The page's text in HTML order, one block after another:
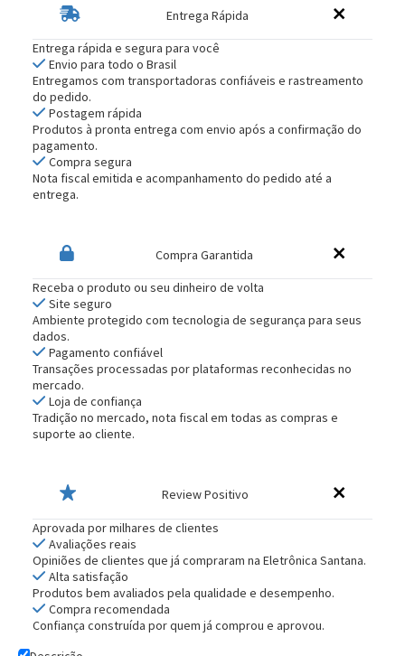
Entrega Rápida
Entrega rápida e segura para você
Envio para todo o Brasil
Entregamos com transportadoras confiáveis e rastreamento
do pedido.
Postagem rápida
Produtos à pronta entrega com envio após a confirmação do
pagamento.
Compra segura
Nota fiscal emitida e acompanhamento do pedido até a
entrega.
Compra Garantida
Receba o produto ou seu dinheiro de volta
Site seguro
Ambiente protegido com tecnologia de segurança para seus
dados.
Pagamento confiável
Transações processadas por plataformas reconhecidas no
mercado.
Loja de confiança
Tradição no mercado, nota fiscal em todas as compras e
suporte ao cliente.
Review Positivo
Aprovada por milhares de clientes
Avaliações reais
Opiniões de clientes que já compraram na Eletrônica Santana.
Alta satisfação
Produtos bem avaliados pela qualidade e desempenho.
Compra recomendada
Confiança construída por quem já comprou e aprovou.